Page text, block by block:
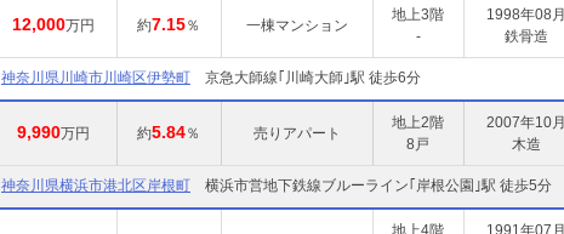
12,000万円 約7.15％ 一棟マンション
地上3階
-
1998年08月
鉄骨造
神奈川県川崎市川崎区伊勢町 京急大師線｢川崎大師｣駅 徒歩6分
9,990万円 約5.84％ 売りアパート
地上2階
8戸
2007年10月
木造
神奈川県横浜市港北区岸根町 横浜市営地下鉄線ブルーライン｢岸根公園｣駅 徒歩5分
地上4階
1991年07月